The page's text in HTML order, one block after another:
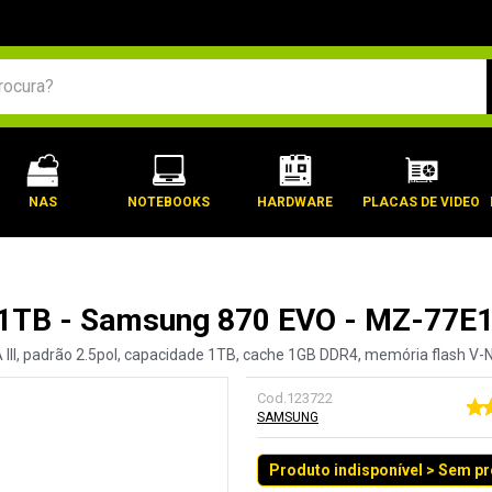
NAS NOTEBOOKS HARDWARE PLACAS DE VIDEO
- Samsung 870 EVO - MZ-
III, padrão 2.5pol, capacidade 1TB, cache 1GB DDR4, memória flash V-
Cod.123722
SAMSUNG
Produto indisponível > Sem